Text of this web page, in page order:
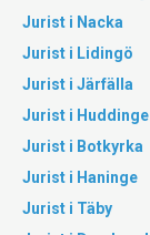
Jurist i Nacka
Jurist i Lidingö
Jurist i Järfälla
Jurist i Huddinge
Jurist i Botkyrka
Jurist i Haninge
Jurist i Täby